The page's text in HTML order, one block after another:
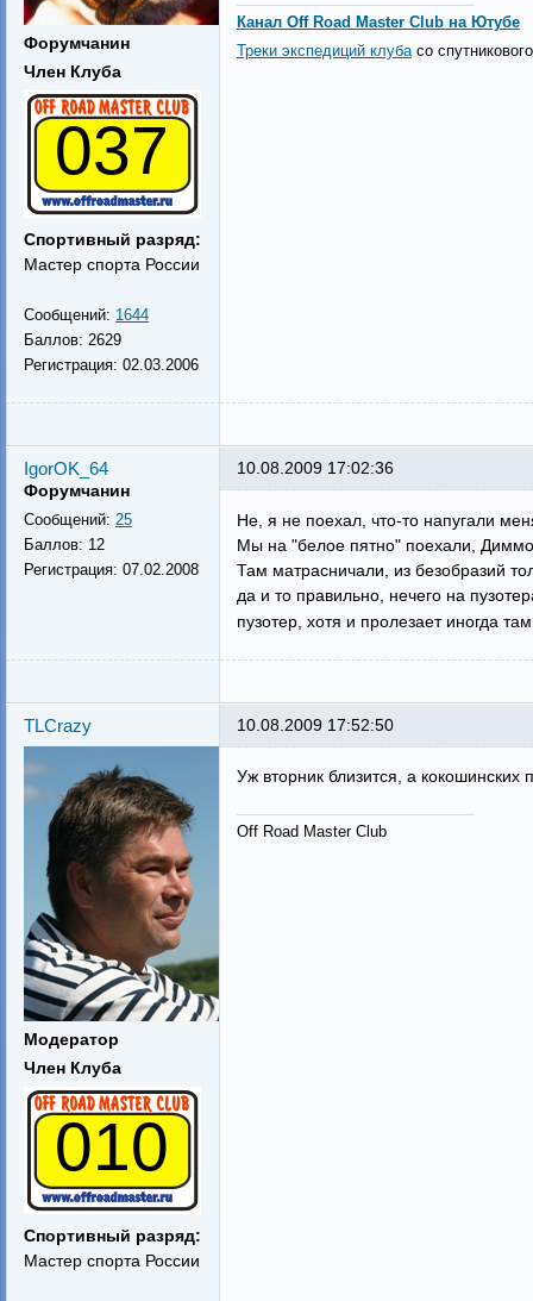
Форумчанин
Член Клуба
037
Спортивный разряд:
Мастер спорта России
Сообщений: 1644
Баллов: 2629
Регистрация: 02.03.2006
Канал Off Road Master Club на Ютубе
Треки экспедиций клубасо
IgorOK_64
Форумчанин
Сообщений: 25
Баллов: 12
Регистрация: 07.02.2008
10.08.2009 17:02:36
Не, я не поехал, что-то напугали
Мы на "белое пятно" поехали,
Там матрасничали, из безобразий
да и то правильно, нечего на
пузотер, хотя и пролезает иногда
TLCrazy
Модератор
Член Клуба
010
Спортивный разряд:
Мастер спорта России
10.08.2009 17:52:50
Уж вторник близится, а кокошинских
Off Road Master Club